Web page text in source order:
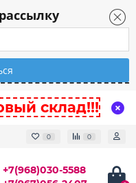
склад!!!
0 0
+7(968)030-5588